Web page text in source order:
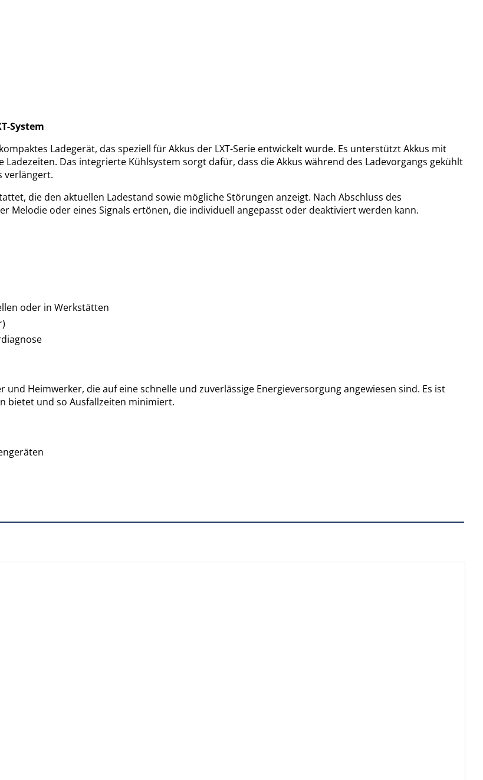
System
Ladegerät, das speziell für Akkus der LXT-Serie entwickelt wurde. Es unterstützt Akkus mit
Das integrierte Kühlsystem sorgt dafür, dass die Akkus während des Ladevorgangs gekühlt
verlängert.
die den aktuellen Ladestand sowie mögliche Störungen anzeigt. Nach Abschluss des
Melodie oder eines Signals ertönen, die individuell angepasst oder deaktiviert werden kann.
oder in Werkstätten
Heimwerker, die auf eine schnelle und zuverlässige Energieversorgung angewiesen sind. Es ist
bietet und so Ausfallzeiten minimiert.